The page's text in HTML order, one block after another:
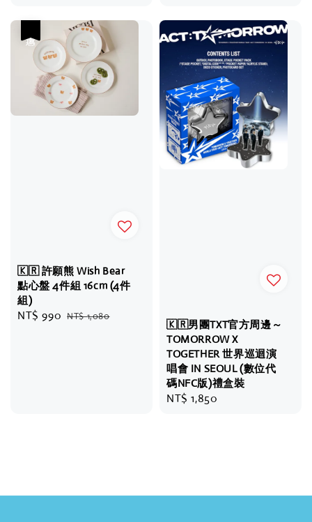
🇰🇷 許願熊 Wish Bear
點心盤 4件組 16cm (4件
組)
Sale
NT$ 990 Regular
NT$ 1,080
🇰🇷男團TXT官方周邊～
TOMORROW X
TOGETHER 世界巡迴演
唱會 IN SEOUL (數位代
碼NFC版)禮盒裝
Regular
NT$ 1,850